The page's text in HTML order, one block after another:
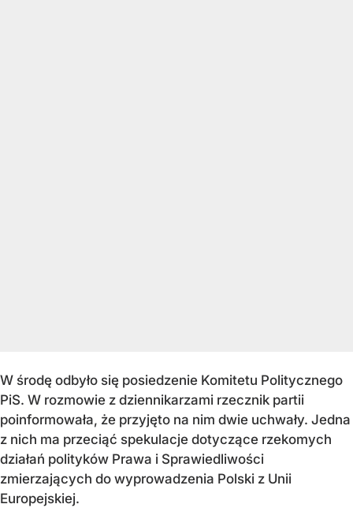
W środę odbyło się posiedzenie Komitetu Politycznego
PiS. W rozmowie z dziennikarzami rzecznik partii
poinformowała, że przyjęto na nim dwie uchwały. Jedna
z nich ma przeciąć spekulacje dotyczące rzekomych
działań polityków Prawa i Sprawiedliwości
zmierzających do wyprowadzenia Polski z Unii
Europejskiej.